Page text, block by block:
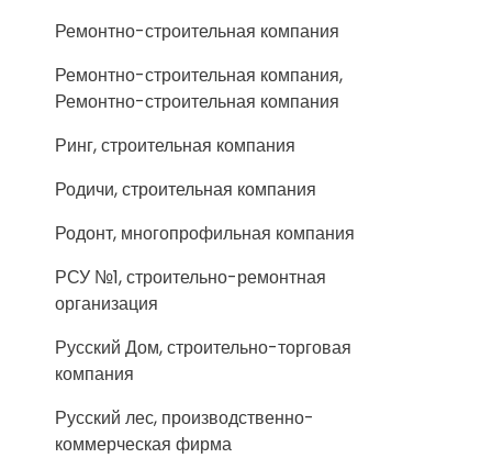
Ремонтно-строительная компания
Ремонтно-строительная компания,
Ремонтно-строительная компания
Ринг, строительная компания
Родичи, строительная компания
Родонт, многопрофильная компания
РСУ №1, строительно-ремонтная
организация
Русский Дом, строительно-торговая
компания
Русский лес, производственно-
коммерческая фирма